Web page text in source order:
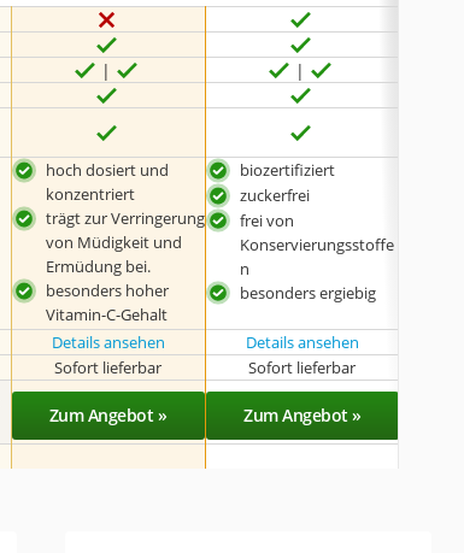
hoch dosiert und
konzentriert
trägt zur Verringerung
von Müdigkeit und
Ermüdung bei.
besonders hoher
Vitamin-C-Gehalt
biozertifiziert
zuckerfrei
frei von
Konservierungsstoffe
n
besonders ergiebig
Details ansehen Details ansehen
Sofort lieferbar Sofort lieferbar
Zum Angebot » Zum Angebot »